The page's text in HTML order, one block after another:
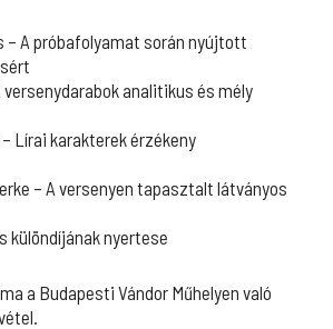
– A próbafolyamat során nyújtott
versenydarabok analitikus és mély
Lírai karakterek érzékeny
– A versenyen tapasztalt látványos
különdíjának nyertese
a Budapesti Vándor Műhelyen való